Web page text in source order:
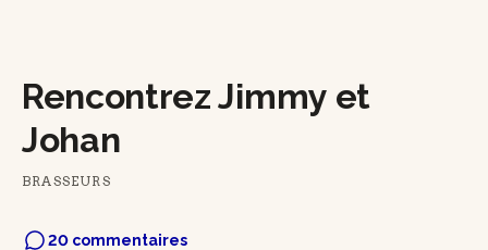
Rencontrez Jimmy et
Johan
BRASSEURS
20 commentaires